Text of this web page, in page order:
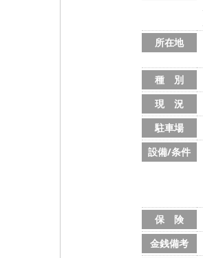
所在地
種 別
現 況
駐車場
設備/条件
保 険
金銭備考